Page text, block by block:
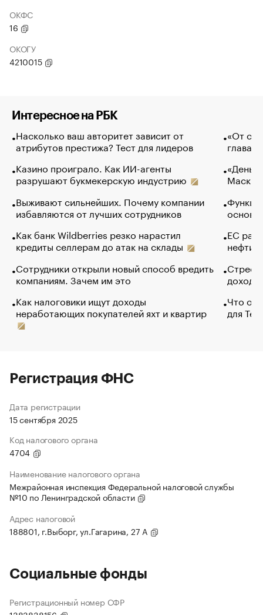
ОКФС
16
ОКОГУ
4210015
Интересное на РБК
Насколько ваш авторитет зависит от
атрибутов престижа? Тест для лидеров
Казино проиграло. Как ИИ-агенты
разрушают букмекерскую индустрию
Выживают сильнейших. Почему компании
избавляются от лучших сотрудников
Как банк Wildberries резко нарастил
кредиты селлерам до атак на склады
Сотрудники открыли новый способ вредить
компаниям. Зачем им это
Как налоговики ищут доходы
неработающих покупателей яхт и квартир
«От
глава
Маск в
основ
ЕС
нефти
Что
для
Регистрация ФНС
Дата регистрации
15 сентября 2025
Код налогового органа
4704
Наименование налогового органа
Межрайонная инспекция Федеральной налоговой службы
№10 по Ленинградской области
Адрес налоговой
188801, г.Выборг, ул.Гагарина, 27 А
Социальные фонды
Регистрационный номер СФР